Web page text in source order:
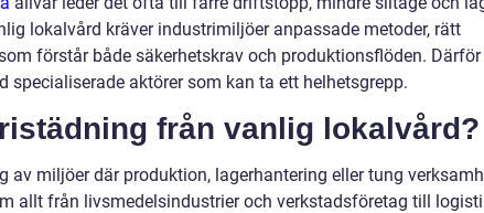
lokalvård kräver industrimiljöer anpassade metoder, rätt
förstår både säkerhetskrav och produktionsflöden.
specialiserade aktörer som kan ta ett helhetsgrepp.
från vanlig lokalvård?
av miljöer där produktion, lagerhantering eller tung
allt från livsmedelsindustrier och verkstadsföretag till